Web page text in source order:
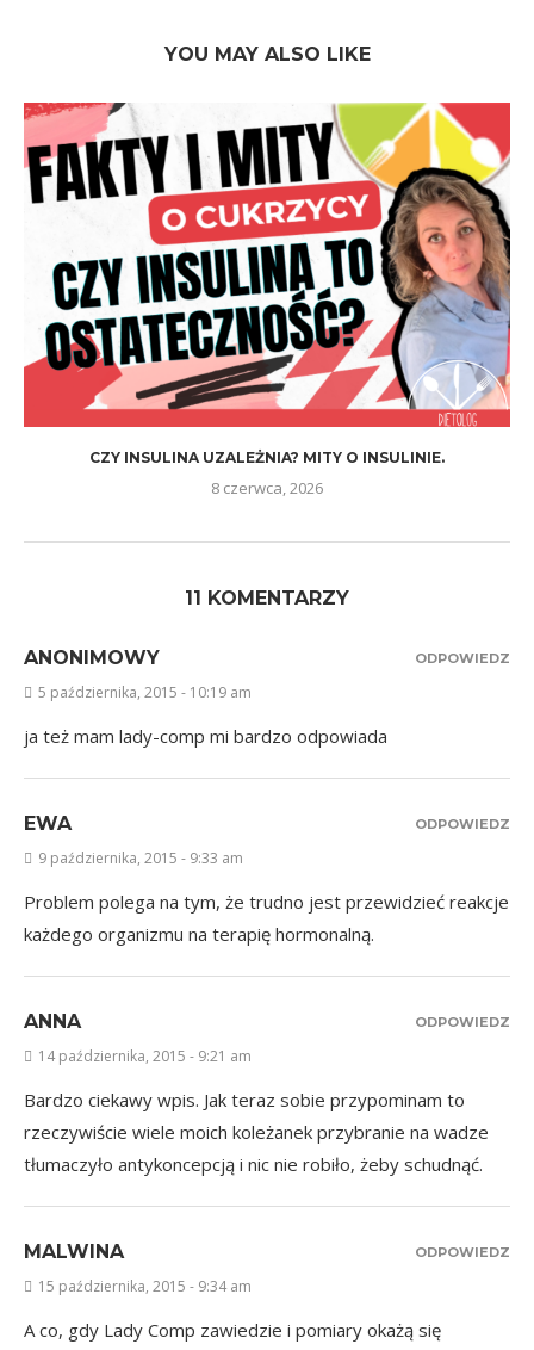
YOU MAY ALSO LIKE
CZY INSULINA UZALEŻNIA? MITY O INSULINIE.
8 czerwca, 2026
11 KOMENTARZY
ANONIMOWY
5 października, 2015 - 10:19 am
ja też mam lady-comp mi bardzo odpowiada
ODPOWIEDZ
EWA
9 października, 2015 - 9:33 am
Problem polega na tym, że trudno jest przewidzieć reakcje
każdego organizmu na terapię hormonalną.
ODPOWIEDZ
ANNA
14 października, 2015 - 9:21 am
Bardzo ciekawy wpis. Jak teraz sobie przypominam to
rzeczywiście wiele moich koleżanek przybranie na wadze
tłumaczyło antykoncepcją i nic nie robiło, żeby schudnąć.
ODPOWIEDZ
MALWINA
15 października, 2015 - 9:34 am
A co, gdy Lady Comp zawiedzie i pomiary okażą się
ODPOWIEDZ